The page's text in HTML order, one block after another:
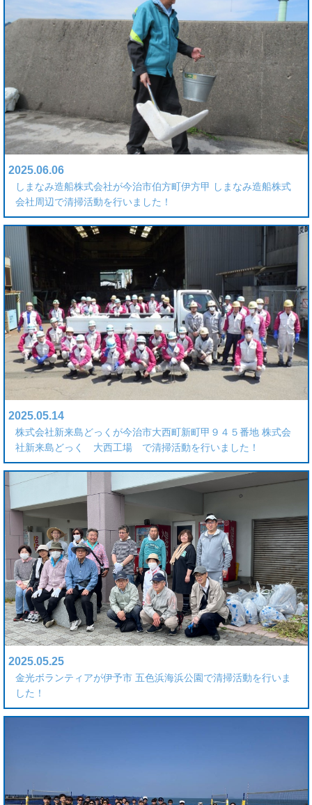
2025.06.06
しまなみ造船株式会社が今治市伯方町伊方甲 しまなみ造船株式
会社周辺で清掃活動を行いました！
2025.05.14
株式会社新来島どっくが今治市大西町新町甲９４５番地 株式会
社新来島どっく 大西工場 で清掃活動を行いました！
2025.05.25
金光ボランティアが伊予市 五色浜海浜公園で清掃活動を行いま
した！